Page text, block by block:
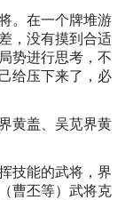
。在一个牌堆游
，没有摸到合适
势进行思考，不
给压下来了，必
黄盖、吴苋界黄
技能的武将，界
曹丕等）武将克